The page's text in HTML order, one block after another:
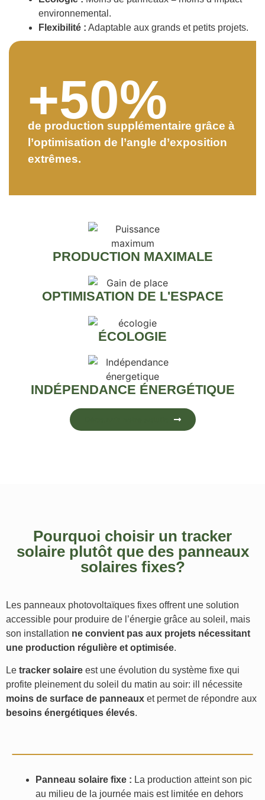
environnemental.
Flexibilité : Adaptable aux grands et petits projets.
+50%
de production supplémentaire grâce à
l’optimisation de l’angle d’exposition
extrêmes.
PRODUCTION MAXIMALE
OPTIMISATION DE L'ESPACE
ÉCOLOGIE
INDÉPENDANCE ÉNERGÉTIQUE
Pourquoi choisir un tracker
solaire plutôt que des panneaux
solaires fixes?
Les panneaux photovoltaïques fixes offrent une solution
accessible pour produire de l’énergie grâce au soleil, mais
son installation ne convient pas aux projets nécessitant
une production régulière et optimisée.
Le tracker solaire est une évolution du système fixe qui
profite pleinement du soleil du matin au soir: ill nécessite
moins de surface de panneaux et permet de répondre aux
besoins énergétiques élevés.
Panneau solaire fixe : La production atteint son pic
au milieu de la journée mais est limitée en dehors